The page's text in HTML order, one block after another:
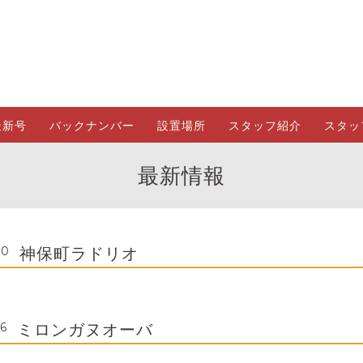
号 バックナンバー 設置場所 スタッフ紹介 スタ
最新情報
神保町ラドリオ
ミロンガヌオーバ